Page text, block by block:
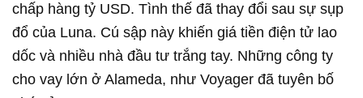
chấp hàng tỷ USD. Tình thế đã thay đổi sau sự sụp
đổ của Luna. Cú sập này khiến giá tiền điện tử lao
dốc và nhiều nhà đầu tư trắng tay. Những công ty
cho vay lớn ở Alameda, như Voyager đã tuyên bố